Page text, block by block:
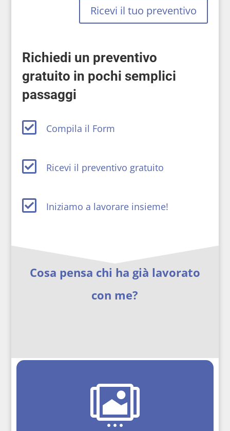
Ricevi il tuo preventivo
Richiedi un preventivo
gratuito in pochi semplici
passaggi
 Compila il Form
 Ricevi il preventivo gratuito
 Iniziamo a lavorare insieme!
Cosa pensa chi ha già lavorato
con me?
